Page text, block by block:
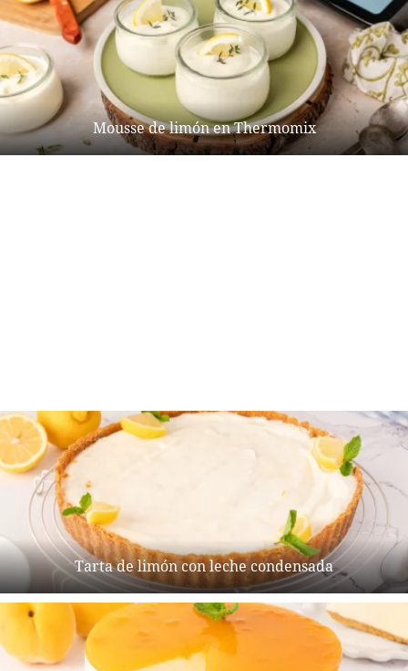
Mousse de limón en Thermomix
Tarta de limón con leche condensada